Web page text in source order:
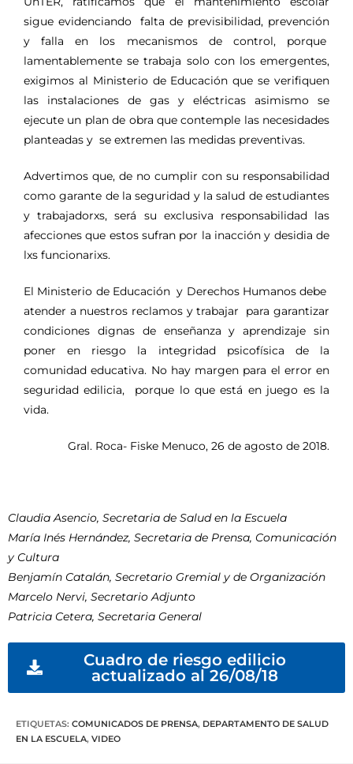
sigue evidenciando falta de previsibilidad, prevención
y falla en los mecanismos de control, porque
lamentablemente se trabaja solo con los emergentes,
exigimos al Ministerio de Educación que se verifiquen
las instalaciones de gas y eléctricas asimismo se
ejecute un plan de obra que contemple las necesidades
planteadas y se extremen las medidas preventivas.
Advertimos que, de no cumplir con su responsabilidad
como garante de la seguridad y la salud de estudiantes
y trabajadorxs, será su exclusiva responsabilidad las
afecciones que estos sufran por la inacción y desidia de
lxs funcionarixs.
El Ministerio de Educación y Derechos Humanos debe
atender a nuestros reclamos y trabajar para garantizar
condiciones dignas de enseñanza y aprendizaje sin
poner en riesgo la integridad psicofísica de la
comunidad educativa. No hay margen para el error en
seguridad edilicia, porque lo que está en juego es la
vida.
Gral. Roca- Fiske Menuco, 26 de agosto de 2018.
Claudia Asencio, Secretaria de Salud en la Escuela
María Inés Hernández, Secretaria de Prensa, Comunicación
y Cultura
Benjamín Catalán, Secretario Gremial y de Organización
Marcelo Nervi, Secretario Adjunto
Patricia Cetera, Secretaria General
Cuadro de riesgo edilicio
actualizado al 26/08/18
ETIQUETAS: COMUNICADOS DE PRENSA, DEPARTAMENTO DE SALUD
EN LA ESCUELA, VIDEO